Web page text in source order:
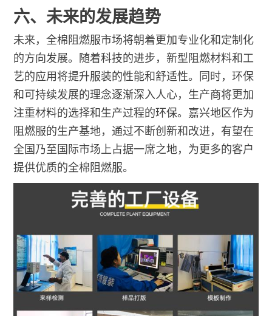
六、未来的发展趋势
未来，全棉阻燃服市场将朝着更加专业化和定制化
的方向发展。随着科技的进步，新型阻燃材料和工
艺的应用将提升服装的性能和舒适性。同时，环保
和可持续发展的理念逐渐深入人心，生产商将更加
注重材料的选择和生产过程的环保。嘉兴地区作为
阻燃服的生产基地，通过不断创新和改进，有望在
全国乃至国际市场上占据一席之地，为更多的客户
提供优质的全棉阻燃服。